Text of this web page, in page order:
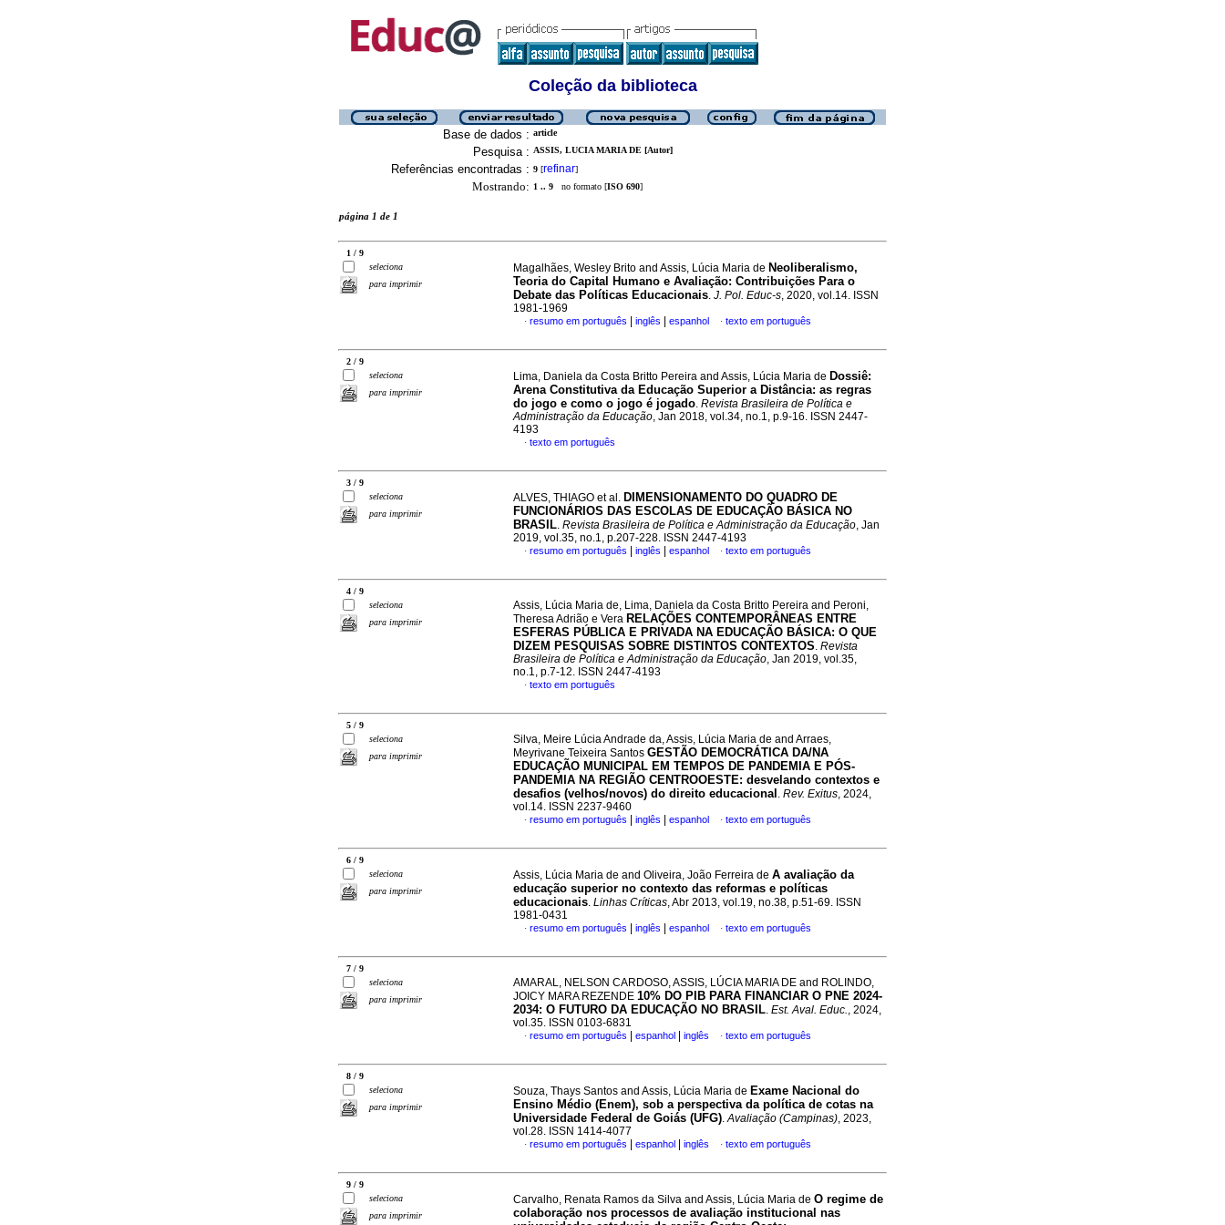
Coleção da biblioteca
Base de dados : article
Pesquisa : ASSIS, LUCIA MARIA DE [Autor]
Referências encontradas : 9 [refinar]
Mostrando: 1 .. 9 no formato [ISO 690]
página 1 de 1
1 / 9
seleciona
para imprimir
Magalhães, Wesley Brito and Assis, Lúcia Maria de Neoliberalismo,
Teoria do Capital Humano e Avaliação: Contribuições Para o
Debate das Políticas Educacionais. J. Pol. Educ-s, 2020, vol.14. ISSN
1981-1969
· resumo em português inglês espanhol · texto em português
2 / 9
seleciona
para imprimir
Lima, Daniela da Costa Britto Pereira and Assis, Lúcia Maria de Dossiê:
Arena Constitutiva da Educação Superior a Distância: as regras
do jogo e como o jogo é jogado. Revista Brasileira de Política e
Administração da Educação, Jan 2018, vol.34, no.1, p.9-16. ISSN 2447-
4193
· texto em português
3 / 9
seleciona
para imprimir
ALVES, THIAGO et al. DIMENSIONAMENTO DO QUADRO DE
FUNCIONÁRIOS DAS ESCOLAS DE EDUCAÇÃO BÁSICA NO
BRASIL. Revista Brasileira de Política e Administração da Educação, Jan
2019, vol.35, no.1, p.207-228. ISSN 2447-4193
· resumo em português inglês espanhol · texto em português
4 / 9
seleciona
para imprimir
Assis, Lúcia Maria de, Lima, Daniela da Costa Britto Pereira and Peroni,
Theresa Adrião e Vera RELAÇÕES CONTEMPORÂNEAS ENTRE
ESFERAS PÚBLICA E PRIVADA NA EDUCAÇÃO BÁSICA: O QUE
DIZEM PESQUISAS SOBRE DISTINTOS CONTEXTOS. Revista
Brasileira de Política e Administração da Educação, Jan 2019, vol.35,
no.1, p.7-12. ISSN 2447-4193
· texto em português
5 / 9
seleciona
para imprimir
Silva, Meire Lúcia Andrade da, Assis, Lúcia Maria de and Arraes,
Meyrivane Teixeira Santos GESTÃO DEMOCRÁTICA DA/NA
EDUCAÇÃO MUNICIPAL EM TEMPOS DE PANDEMIA E PÓS-
PANDEMIA NA REGIÃO CENTROOESTE: desvelando contextos e
desafios (velhos/novos) do direito educacional . Rev. Exitus, 2024,
vol.14. ISSN 2237-9460
· resumo em português inglês espanhol · texto em português
6 / 9
seleciona
para imprimir
Assis, Lúcia Maria de and Oliveira, João Ferreira de A avaliação da
educação superior no contexto das reformas e políticas
educacionais. Linhas Críticas, Abr 2013, vol.19, no.38, p.51-69. ISSN
1981-0431
· resumo em português inglês espanhol · texto em português
7 / 9
seleciona
para imprimir
AMARAL, NELSON CARDOSO, ASSIS, LÚCIA MARIA DE and ROLINDO,
JOICY MARA REZENDE 10% DO PIB PARA FINANCIAR O PNE 2024-
2034: O FUTURO DA EDUCAÇÃO NO BRASIL. Est. Aval. Educ., 2024,
vol.35. ISSN 0103-6831
· resumo em português espanhol inglês · texto em português
8 / 9
seleciona
para imprimir
Souza, Thays Santos and Assis, Lúcia Maria de Exame Nacional do
Ensino Médio (Enem), sob a perspectiva da política de cotas na
Universidade Federal de Goiás (UFG).Avaliação (Campinas), 2023,
vol.28. ISSN 1414-4077
· resumo em português espanhol inglês · texto em português
9 / 9
seleciona
para imprimir
Carvalho, Renata Ramos da Silva and Assis, Lúcia Maria de O regime de
colaboração nos processos de avaliação institucional nas